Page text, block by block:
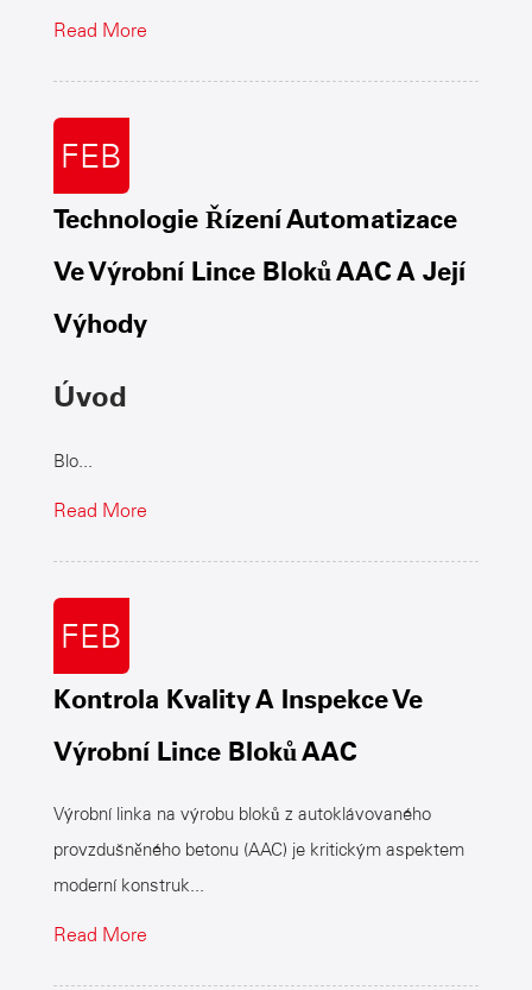
Read More
FEB
Technologie Řízení Automatizace
Ve Výrobní Lince Bloků AAC A Její
Výhody
Úvod
Blo...
Read More
FEB
Kontrola Kvality A Inspekce Ve
Výrobní Lince Bloků AAC
Výrobní linka na výrobu bloků z autoklávovaného
provzdušněného betonu (AAC) je kritickým aspektem
moderní konstruk...
Read More